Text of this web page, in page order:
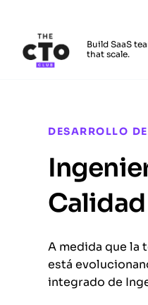
Build SaaS
that scale.
DESARROLLO
Calidad
A medida que la
está
integrado de